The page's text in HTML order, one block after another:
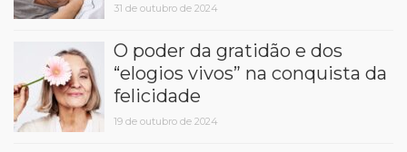
31 de outubro de 2024
O poder da gratidão e dos
“elogios vivos” na conquista da
felicidade
19 de outubro de 2024